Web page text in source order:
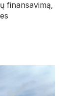
finansavimą,